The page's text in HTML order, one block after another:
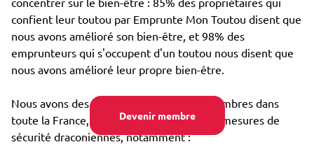
Devenir membre
confient leur toutou par Emprunte Mon Toutou disent que
nous avons amélioré son bien-être, et 98% des
emprunteurs qui s'occupent d'un toutou nous disent que
nous avons amélioré leur propre bien-être.
Nous avons des dizaines de milliers de membres dans
toute la France, et avons mis en place des mesures de
sécurité draconiennes, notamment :